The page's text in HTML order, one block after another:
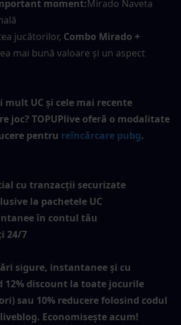
moment:Mirado Naveta
jucătorilor, Combo Mirado +
mai bună valoare și un aspect
UC și cele mai recente
joc? TOPUPlive oferă o modalitate
pentru reîncărcare pubg.
cu tranzacții securizate
la pachetele UC
în contul tău
24/7
sigure, instantanee și cu
12% discount la toate jocurile
sau 10% reducere folosind codul
Economisește acum!